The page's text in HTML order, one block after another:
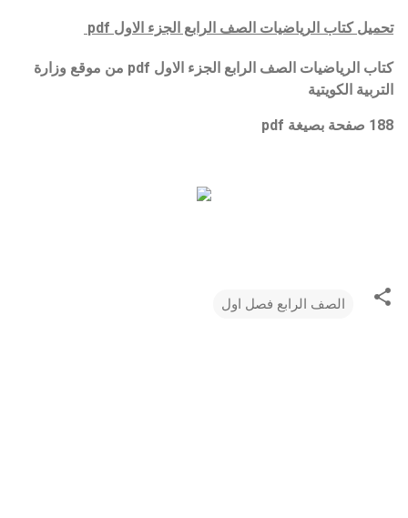
تحميلكتابالرياضياتالصفالرابعالجزء الاول pdf
كتاب الرياضيات الصفالرابع
الجزء الاول pdf من موقع وزارة
التربية الكويتية
188 صفحة بصيغة pdf
الصف الرابع فصل اول